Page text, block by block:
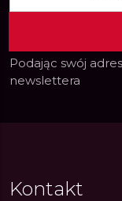
Podając swój
newslettera
Kontakt